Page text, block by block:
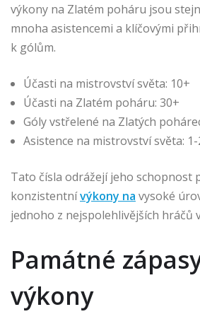
výkony na Zlatém poháru jsou
mnoha asistencemi a klíčovými
k gólům.
Účasti na mistrovství světa: 10+
Účasti na Zlatém poháru: 30+
Góly vstřelené na Zlatých
Asistence na mistrovství světa: 1-
Tato čísla odrážejí jeho schopnost
konzistentnívýkony na vysoké
jednoho z nejspolehlivějších hráčů
Památné
výkony